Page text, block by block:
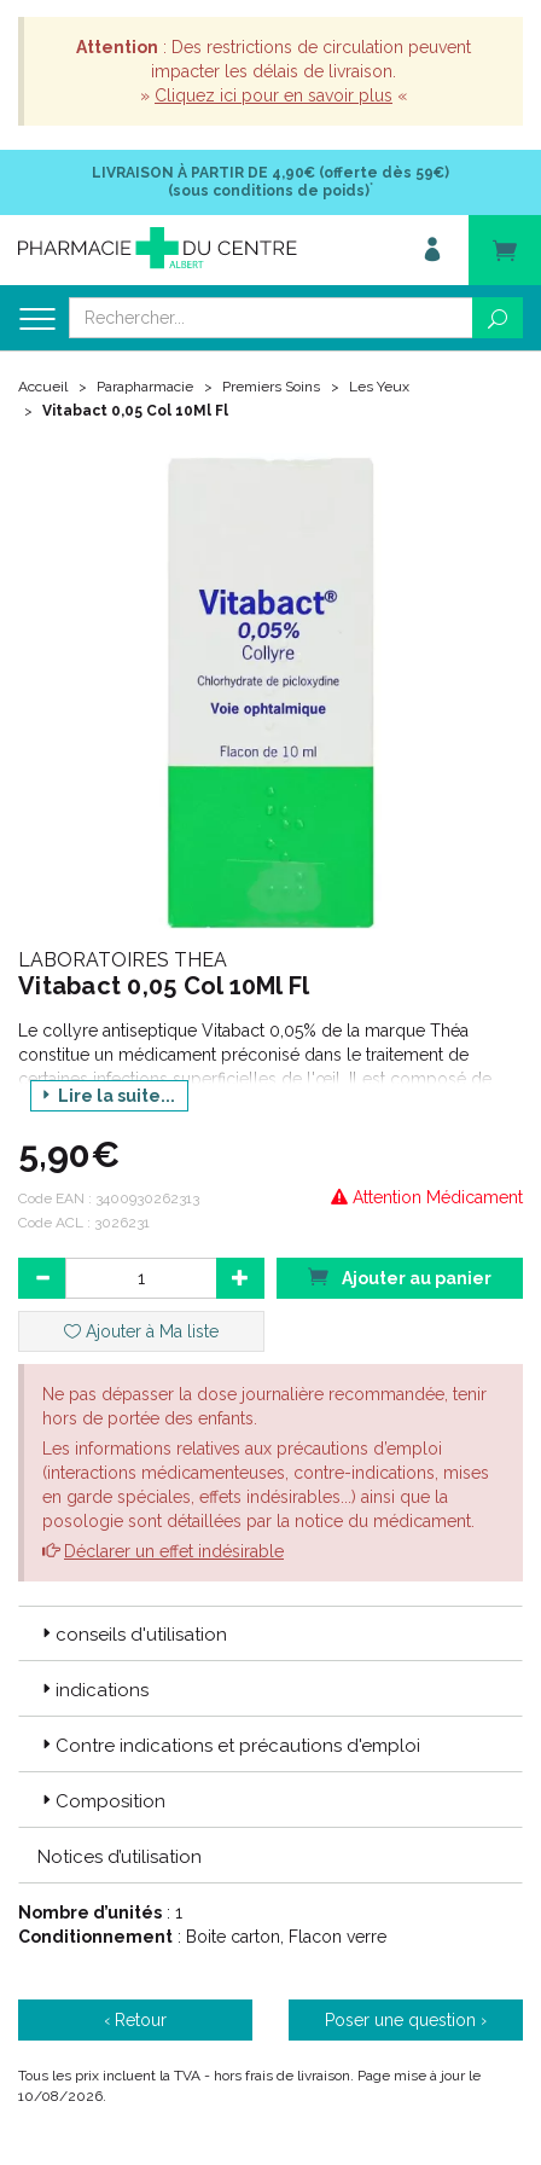
Attention : Des restrictions de circulation peuvent
impacter les délais de livraison.
» Cliquez ici pour en savoir plus «
LIVRAISON À PARTIR DE 4,90€ (offerte dès 59€)
(sous conditions de poids)*
Accueil Parapharmacie Premiers Soins
Les Yeux
Vitabact 0,05 Col 10Ml Fl
LABORATOIRES THEA
Vitabact 0,05 Col 10Ml Fl
Le collyre antiseptique Vitabact 0,05% de la marque Théa
constitue un médicament préconisé dans le traitement de
certaines infections superficielles de l'œil. Il est composé de
Chlorhydrate de picloxydine, de Polysorbate 80 et de glucose
Lire la suite...
5,90€
Attention Médicament
Code EAN : 3400930262313
Code ACL : 3026231
Ajouter au panier
Ajouter à Ma liste
Ne pas dépasser la dose journalière recommandée, tenir
hors de portée des enfants.
Les informations relatives aux précautions d’emploi
(interactions médicamenteuses, contre-indications, mises
en garde spéciales, effets indésirables...) ainsi que la
posologie sont détaillées par la notice du médicament.
Déclarer un effet indésirable
conseils d'utilisation
indications
Contre indications et précautions d'emploi
Composition
Notices d’utilisation
Nombre d’unités : 1
Conditionnement : Boite carton, Flacon verre
‹ Retour Poser une question ›
Tous les prix incluent la TVA - hors frais de livraison. Page mise à jour le
10/08/2026.